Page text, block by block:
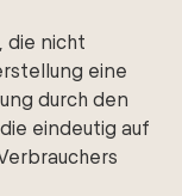
die nicht
eine
durch den
eindeutig auf